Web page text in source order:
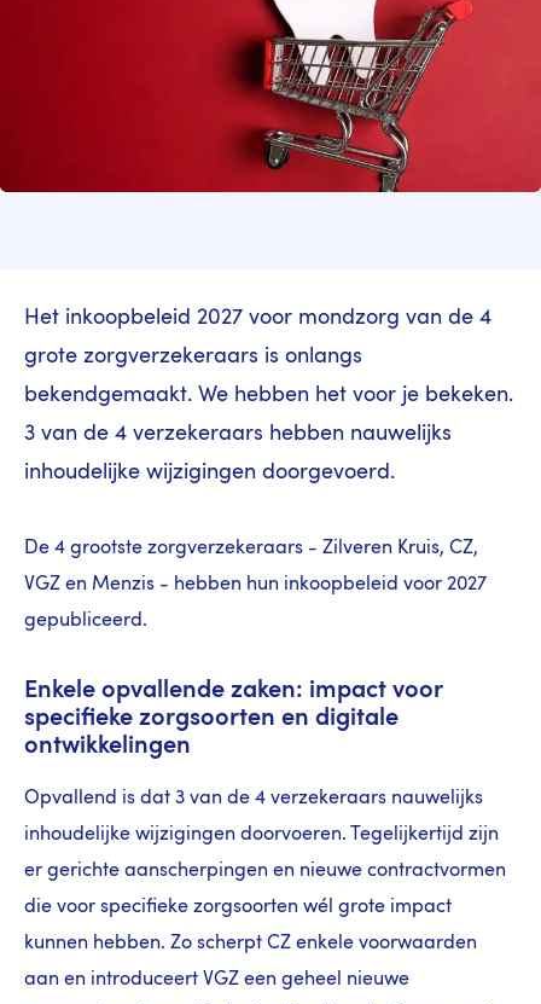
Het inkoopbeleid 2027 voor mondzorg van de 4
grote zorgverzekeraars is onlangs
bekendgemaakt. We hebben het voor je bekeken.
3 van de 4 verzekeraars hebben nauwelijks
inhoudelijke wijzigingen doorgevoerd.
De 4 grootste zorgverzekeraars - Zilveren Kruis, CZ,
VGZ en Menzis - hebben hun inkoopbeleid voor 2027
gepubliceerd.
Enkele opvallende zaken: impact voor
specifieke zorgsoorten en digitale
ontwikkelingen
Opvallend is dat 3 van de 4 verzekeraars nauwelijks
inhoudelijke wijzigingen doorvoeren. Tegelijkertijd zijn
er gerichte aanscherpingen en nieuwe contractvormen
die voor specifieke zorgsoorten wél grote impact
kunnen hebben. Zo scherpt CZ enkele voorwaarden
aan en introduceert VGZ een geheel nieuwe